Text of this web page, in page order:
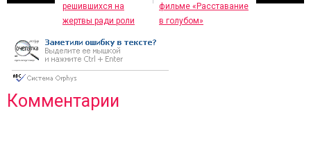
решившихся на
жертвы ради роли
фильме «Расставание
в голубом»
Комментарии